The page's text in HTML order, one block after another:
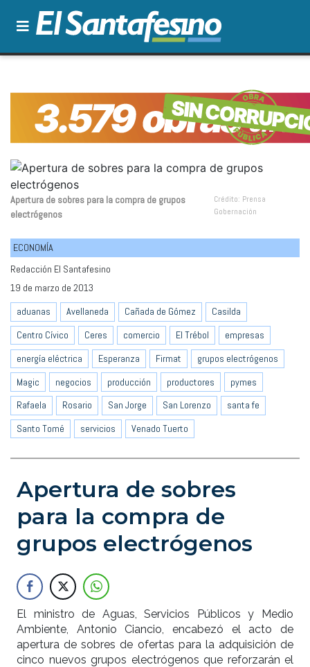
Apertura de sobres para la compra de grupos
electrógenos
Crédito: Prensa
Gobernación
ECONOMÍA
Redacción El Santafesino
19 de marzo de 2013
aduanas
Avellaneda Cañada de Gómez
Casilda
Centro Cívico
Ceres comercio El Trébol
empresas
energía eléctrica
Esperanza Firmat
grupos electrógenos
Magic
negocios producción productores
pymes
Rafaela
Rosario San Jorge San Lorenzo
santa fe
Santo Tomé
servicios Venado Tuerto
Apertura de sobres
para la compra de
grupos electrógenos
El ministro de Aguas, Servicios Públicos y Medio
Ambiente, Antonio Ciancio, encabezó el acto de
apertura de sobres de ofertas para la adquisición de
cinco nuevos grupos electrógenos que reforzarán el